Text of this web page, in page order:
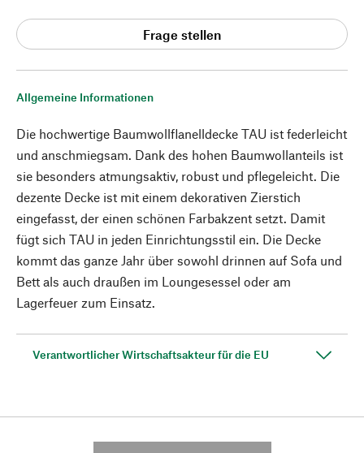
Allgemeine Informationen
Die hochwertige Baumwollflanelldecke TAU ist federleicht
und anschmiegsam. Dank des hohen Baumwollanteils ist
sie besonders atmungsaktiv, robust und pflegeleicht. Die
dezente Decke ist mit einem dekorativen Zierstich
eingefasst, der einen schönen Farbakzent setzt. Damit
fügt sich TAU in jeden Einrichtungsstil ein. Die Decke
kommt das ganze Jahr über sowohl drinnen auf Sofa und
Bett als auch draußen im Loungesessel oder am
Lagerfeuer zum Einsatz.
Verantwortlicher Wirtschaftsakteur für die EU
Frage stellen